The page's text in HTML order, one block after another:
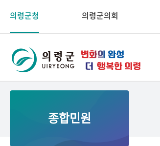
의령군청 의령군의회
종합민원